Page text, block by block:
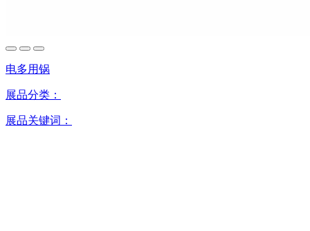
电多用锅
展品分类：
展品关键词：